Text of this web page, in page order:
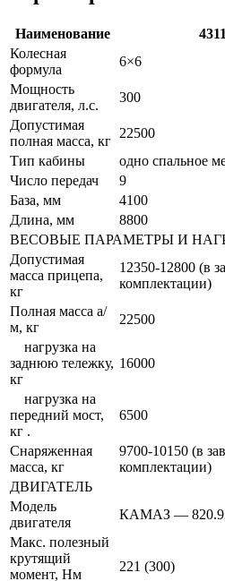
Наименование
Колесная
формула
6×6
Мощность
двигателя, л.с.
300
Допустимая
полная масса, кг
22500
Тип кабины
одно спальное
Число передач
9
База, мм
4100
Длина, мм
8800
ВЕСОВЫЕ ПАРАМЕТРЫ И
Допустимая
масса прицепа,
кг
12350-12800 (в
комплектации)
Полная масса а/
м, кг
22500
нагрузка на
заднюю тележку,
кг
16000
нагрузка на
передний мост,
кг .
6500
Снаряженная
масса, кг
9700-10150 (в
комплектации)
ДВИГАТЕЛЬ
Модель
двигателя
КАМАЗ —
Макс. полезный
крутящий
момент, Нм
221 (300)